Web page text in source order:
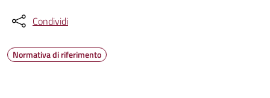
Condividi
Normativa di riferimento